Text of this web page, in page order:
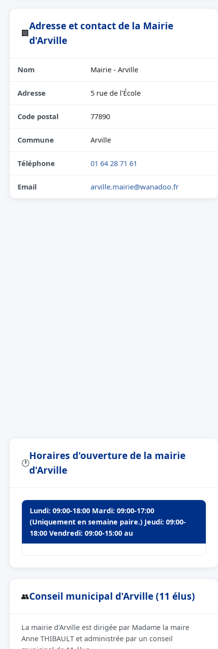
🏢
Adresse et contact de la Mairie
d'Arville
Nom Mairie - Arville
Adresse 5 rue de l'École
Code postal 77890
Commune Arville
Téléphone 01 64 28 71 61
Email arville.mairie@wanadoo.fr
🕐
Horaires d'ouverture de la mairie
d'Arville
Lundi: 09:00-18:00 Mardi: 09:00-17:00
(Uniquement en semaine paire.) Jeudi: 09:00-
18:00 Vendredi: 09:00-15:00 au
👥Conseil municipal d'Arville (11 élus)
La mairie d'Arville est dirigée par Madame la maire
Anne THIBAULT et administrée par un conseil